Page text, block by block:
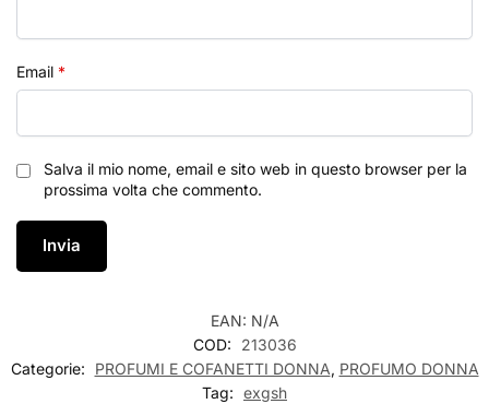
Email *
Salva il mio nome, email e sito web in questo browser per la
prossima volta che commento.
EAN: N/A
COD:
213036
Categorie:
PROFUMI E COFANETTI DONNA, PROFUMO DONNA
Tag: exgsh